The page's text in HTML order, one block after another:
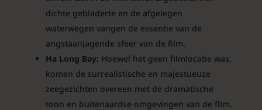
dichte gebladerte en de afgelegen
waterwegen vangen de essentie van de
angstaanjagende sfeer van de film.
Ha Long Bay: Hoewel het geen filmlocatie was,
komen de surrealistische en majestueuze
zeegezichten overeen met de dramatische
toon en buitenaardse omgevingen van de film.